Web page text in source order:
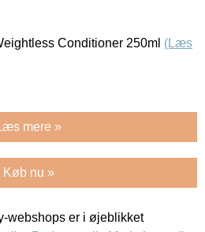
Conditioner 250ml (Læs
mere »
Køb nu »
webshops er i øjeblikket